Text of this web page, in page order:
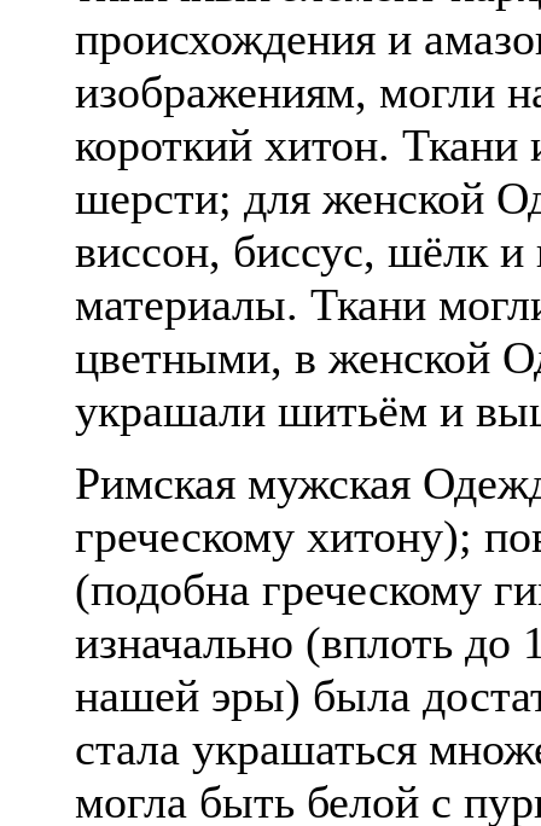
происхождения и
изображениям, могли
короткий хитон. Ткани
шерсти; для женской
виссон, биссус, шёлк
материалы. Ткани
цветными, в женской
украшали шитьём и
Римская мужская
греческому хитону);
(подобна греческому
изначально (вплоть до
нашей эры) была
стала украшаться
могла быть белой с